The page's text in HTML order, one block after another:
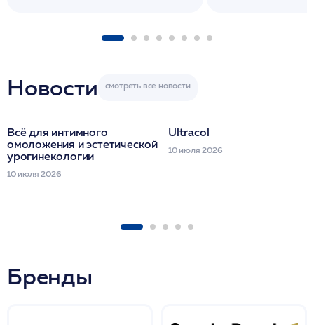
Новости
Всё для интимного
омоложения и эстетической
урогинекологии
10 июля 2026
Ultracol
10 июля 2026
Бренды